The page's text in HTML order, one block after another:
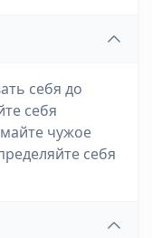
себя до
себя
чужое
себя